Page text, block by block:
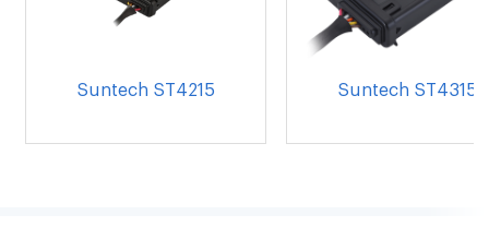
Suntech ST4215 Suntech ST4315